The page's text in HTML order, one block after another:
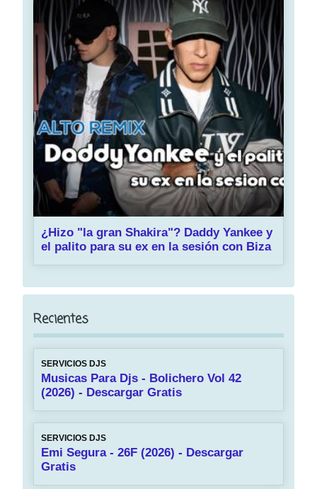
¿Hizo "la gran Shakira"? Daddy Yankee y
el palito para su ex en la sesión con Biza
Recientes
SERVICIOS DJS
Musicas Para Djs - Bolichero Vol 42
(2026) - Descargar Gratis
SERVICIOS DJS
Emi Segura - 26F (2026) - Descargar
Gratis